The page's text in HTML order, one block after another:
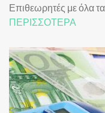
Επιθεωρητές με όλα τα
ΠΕΡΙΣΣΟΤΕΡΑ